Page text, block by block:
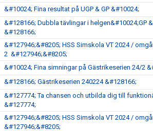
&#10024; Fina resultat på UGP & GP &#10024;
&#128166; Dubbla tävlingar i helgen&#10024;GP &
&#128166;
&#127946;&#8205; HSS Simskola VT 2024 /
2 &#127946;&#8205;
&#10024; Fina simningar på Gästrikeserien 24/2
&#128166; Gästrikeserien 240224 &#128166;
&#127774; Ta chansen och utbilda dig till
&#127774;
&#127946;&#8205; HSS Simskola VT 2024 /
&#127946;&#8205;